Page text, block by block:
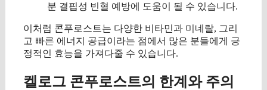
분 결핍성 빈혈 예방에 도움이 될 수 있습니다.
이처럼 콘푸로스트는 다양한 비타민과 미네랄, 그리
고 빠른 에너지 공급이라는 점에서 많은 분들에게 긍
정적인 효능을 가져다줄 수 있습니다.
켈로그 콘푸로스트의 한계와 주의